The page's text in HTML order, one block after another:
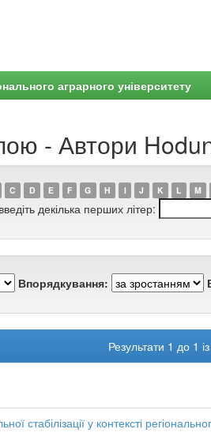
аграрного університету
- Автори
C D E F G H I J K L M
декілька перших літер:
Впорядкування:
Результати 1 до 1 із
стабілізації у контексті